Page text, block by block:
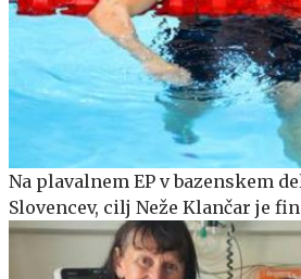
Na plavalnem EP v bazenskem
Slovencev, cilj Neže Klančar je